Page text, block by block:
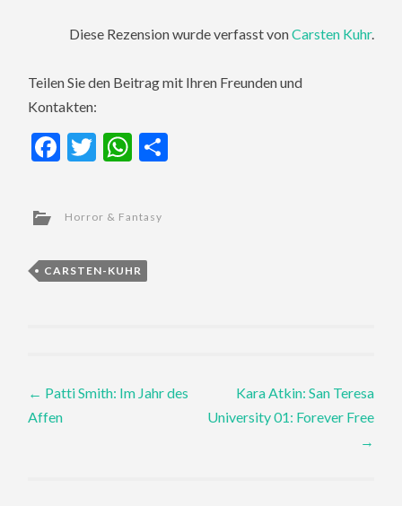
Diese Rezension wurde verfasst vonCarsten Kuhr.
Teilen Sie den Beitrag mit Ihren Freunden und
Kontakten:
Facebook
TwitterWhatsApp
Horror & Fantasy
CARSTEN-KUHR
Post
← Patti Smith: Im Jahr des
Affen
Kara Atkin: San Teresa
University 01: Forever Free
→